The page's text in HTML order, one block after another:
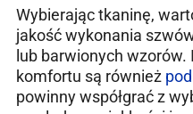
Wybierając tkaninę,
jakość wykonania
lub barwionych
komfortu są również
powinny współgrać z